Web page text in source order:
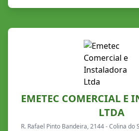
EMETEC COMERCIAL E
LTDA
R. Rafael Pinto Bandeira, 2144 - Colina do